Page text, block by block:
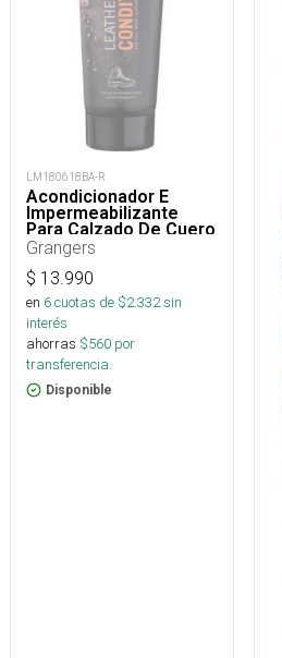
LM180618BA-R
Acondicionador E
Impermeabilizante
Para Calzado De Cuero
75 Ml
Grangers
$ 13.990
en 6cuotas de $2.332sin
interés
ahorras $560 por
transferencia.
Disponible